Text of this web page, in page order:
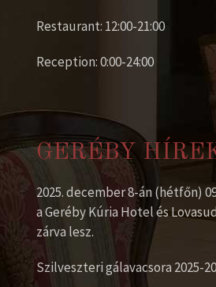
Restaurant: 12:00-21:00
Reception: 0:00-24:00
GERÉBY
2025. december 8-án (hétfőn)
a Geréby Kúria Hotel és
zárva lesz.
Szilveszteri gálavacsora 2025-